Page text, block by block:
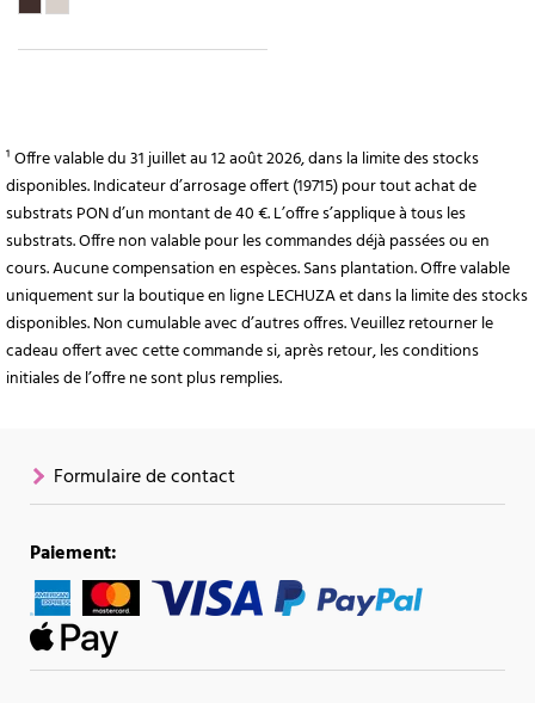
¹ Offre valable du 31 juillet au 12 août 2026, dans la limite des stocks
disponibles. Indicateur d’arrosage offert (19715) pour tout achat de
substrats PON d’un montant de 40 €. L’offre s’applique à tous les
substrats. Offre non valable pour les commandes déjà passées ou en
cours. Aucune compensation en espèces. Sans plantation. Offre valable
uniquement sur la boutique en ligne LECHUZA et dans la limite des stocks
disponibles. Non cumulable avec d’autres offres. Veuillez retourner le
cadeau offert avec cette commande si, après retour, les conditions
initiales de l’offre ne sont plus remplies.
Formulaire de contact
Paiement: